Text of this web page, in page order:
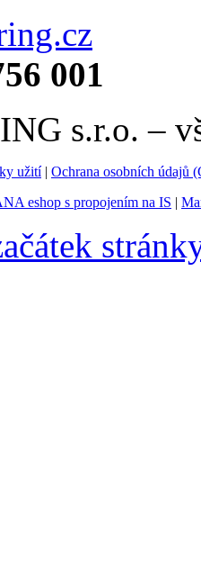
001
s.r.o. –
užití| Ochrana osobních údajů
eshop s propojením na IS |